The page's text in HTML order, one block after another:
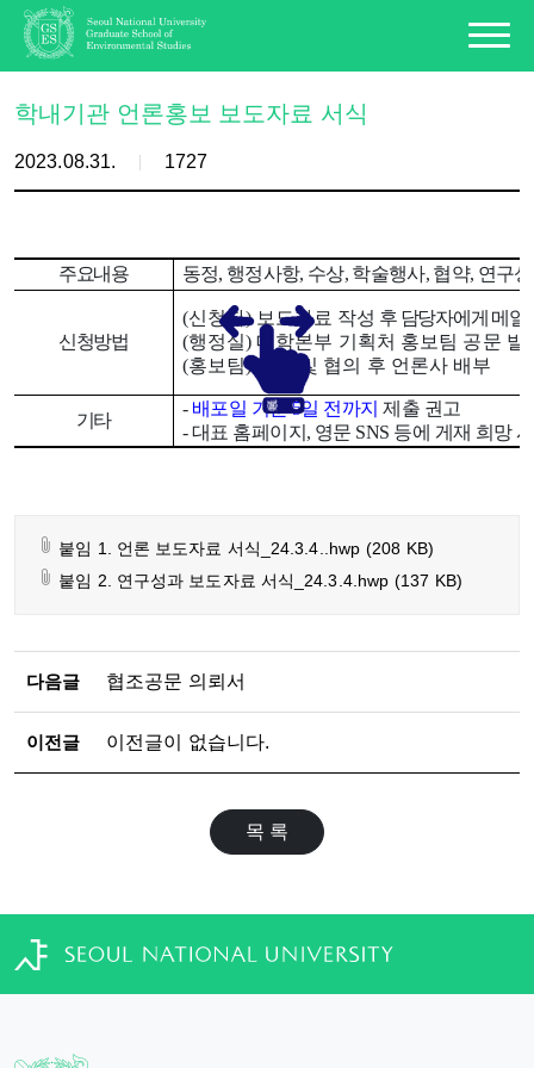
학내기관 언론홍보 보도자료 서식
2023.08.31. 1727
주요내용 동정, 행정사항, 수상, 학술행사, 협약, 연구
신청방법
(신청자) 보도자료 작성 후 담당자에게 메일
(행정실)대학본부 기획처 홍보팀 공문 발
(홍보팀) 검토 및 협의 후 언론사 배부
기타
- 배포일 기준 5일 전까지 제출 권고
- 대표 홈페이지, 영문 SNS 등에 게재 희망
붙임 1. 언론 보도자료 서식_24.3.4..hwp (208 KB)
붙임 2. 연구성과 보도자료 서식_24.3.4.hwp (137 KB)
다음글 협조공문 의뢰서
이전글 이전글이 없습니다.
목 록